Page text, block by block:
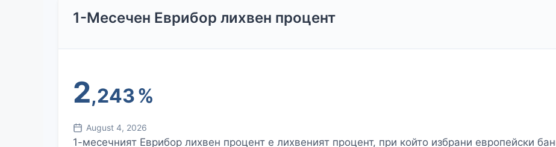
1-Месечен Еврибор лихвен процент
2,243%
August 4, 2026
1-месечният Еврибор лихвен процент е лихвеният процент, при който избрани европейски